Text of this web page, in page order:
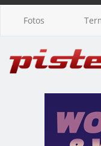
Fotos